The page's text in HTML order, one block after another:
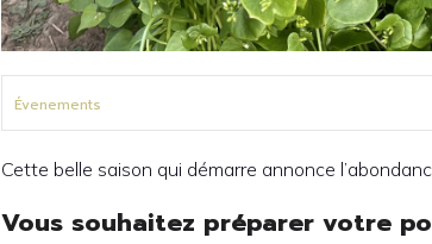
Évenements
Cette belle saison qui démarre annonce
Vous souhaitez préparer votre